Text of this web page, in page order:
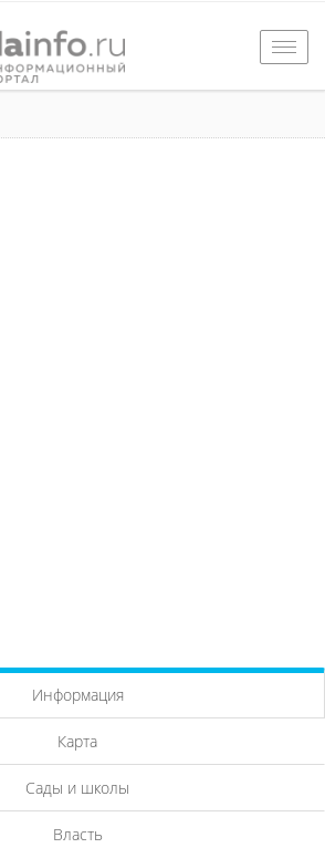
Информация
Карта
Сады и школы
Власть